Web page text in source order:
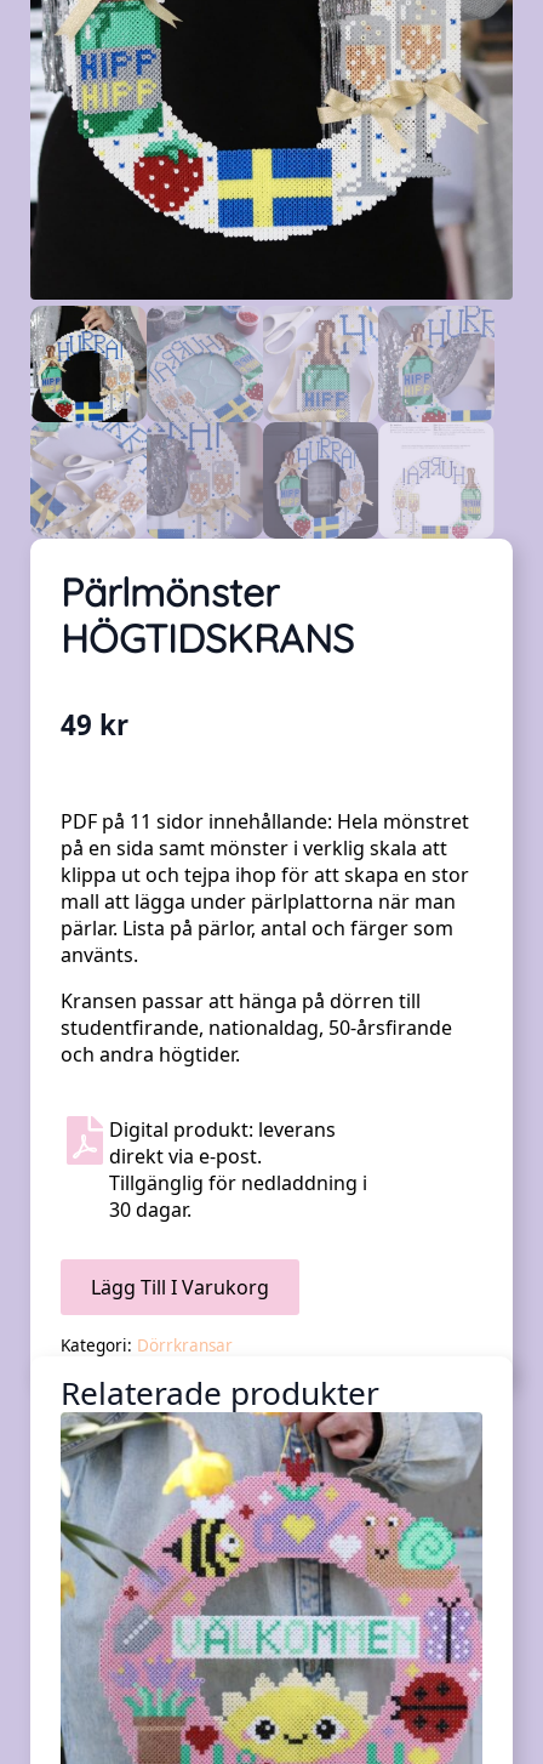
Pärlmönster
HÖGTIDSKRANS
49 kr
PDF på 11 sidor innehållande: Hela mönstret
på en sida samt mönster i verklig skala att
klippa ut och tejpa ihop för att skapa en stor
mall att lägga under pärlplattorna när man
pärlar. Lista på pärlor, antal och färger som
använts.
Kransen passar att hänga på dörren till
studentfirande, nationaldag, 50-årsfirande
och andra högtider.
Digital produkt: leverans
direkt via e-post.
Tillgänglig för nedladdning i
30 dagar.
Lägg Till I Varukorg
Kategori: Dörrkransar
Relaterade produkter